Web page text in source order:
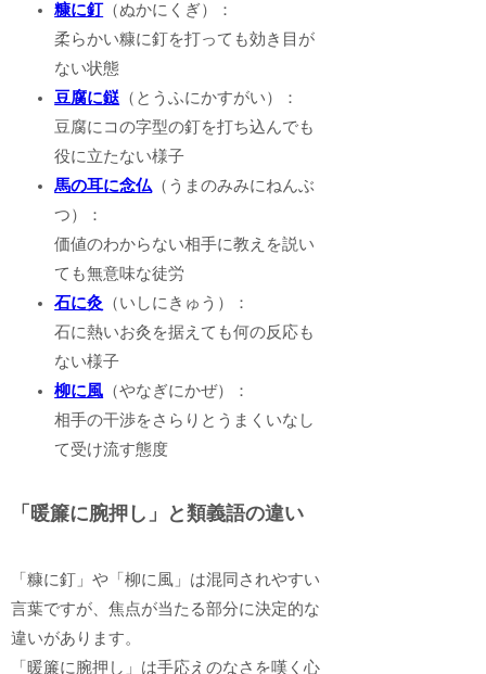
糠に釘（ぬかにくぎ）：
柔らかい糠に釘を打っても効き目が
ない状態
豆腐に鎹 （とうふにかすがい）：
豆腐にコの字型の釘を打ち込んでも
役に立たない様子
馬の耳に念仏（うまのみみにねんぶ
つ）：
価値のわからない相手に教えを説い
ても無意味な徒労
石に灸 （いしにきゅう）：
石に熱いお灸を据えても何の反応も
ない様子
柳に風 （やなぎにかぜ）：
相手の干渉をさらりとうまくいなし
て受け流す態度
「暖簾に腕押し」と類義語の違い
「糠に釘」や「柳に風」は混同されやすい
言葉ですが、焦点が当たる部分に決定的な
違いがあります。
「暖簾に腕押し」は手応えのなさを嘆く心